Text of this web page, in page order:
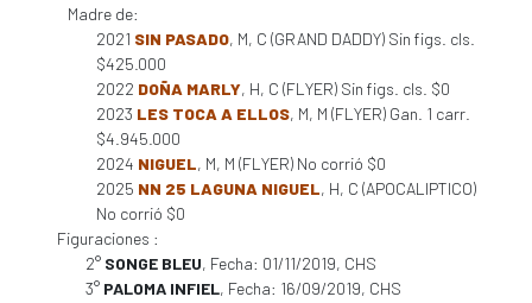
Madre de:
2021 SIN PASADO, M, C (GRAND DADDY) Sin figs. cls.
$425.000
2022 DOÑA MARLY, H, C (FLYER) Sin figs. cls. $0
2023 LES TOCA A ELLOS, M, M (FLYER) Gan. 1 carr.
$4.945.000
2024 NIGUEL, M, M (FLYER) No corrió $0
2025 NN 25 LAGUNA NIGUEL, H, C (APOCALIPTICO)
No corrió $0
Figuraciones :
2° SONGE BLEU, Fecha: 01/11/2019, CHS
3° PALOMA INFIEL, Fecha: 16/09/2019, CHS